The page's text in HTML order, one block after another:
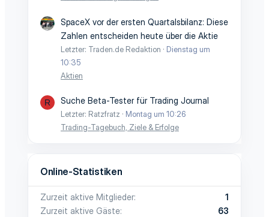
SpaceX vor der ersten Quartalsbilanz: Diese
Zahlen entscheiden heute über die Aktie
Letzter: Traden.de Redaktion
Dienstag um
10:35
Aktien
R Suche Beta-Tester für Trading Journal
Letzter: Ratzfratz
Montag um 10:26
Trading-Tagebuch, Ziele & Erfolge
Online-Statistiken
Zurzeit aktive Mitglieder
1
Zurzeit aktive Gäste
63